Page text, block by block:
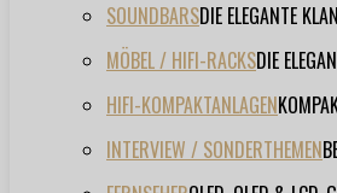
SOUNDBARSDIE ELEGANTE
MÖBEL / HIFI-RACKSDIE
HIFI-KOMPAKTANLAGEN
INTERVIEW / SONDERTHEMEN